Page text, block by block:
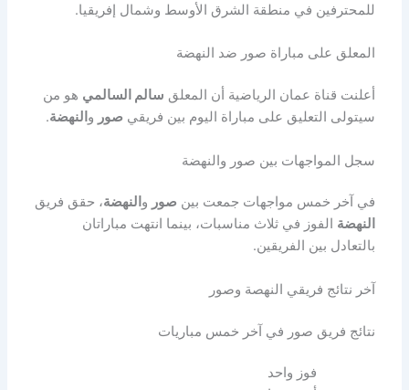
للمحترفين في منطقة الشرق الأوسط وشمال إفريقيا.
المعلق على مباراة صور ضد النهضة
أعلنت قناة عمان الرياضية أن المعلق سالم السالمي هو من
سيتولى التعليق على مباراة اليوم بين فريقي صور و النهضة.
سجل المواجهات بين صور والنهضة
في آخر خمس مواجهات جمعت بين صور و النهضة، حقق فريق
النهضة الفوز في ثلاث مناسبات، بينما انتهت مباراتان
بالتعادل بين الفريقين.
آخر نتائج فريقي النهصة وصور
نتائج فريق صور في آخر خمس مباريات
فوز واحد